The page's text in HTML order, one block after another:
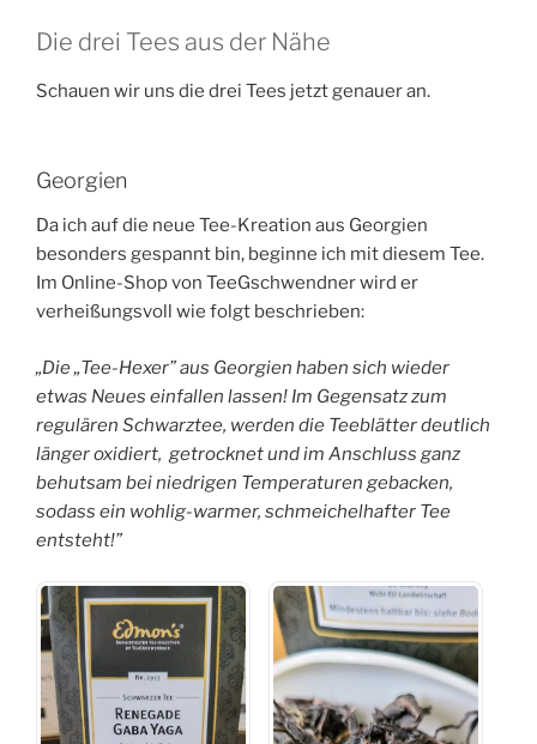
Die drei Tees aus der Nähe
Schauen wir uns die drei Tees jetzt genauer an.
Georgien
Da ich auf die neue Tee-Kreation aus Georgien
besonders gespannt bin, beginne ich mit diesem Tee.
Im Online-Shop von TeeGschwendner wird er
verheißungsvoll wie folgt beschrieben:
„Die „Tee-Hexer” aus Georgien haben sich wieder
etwas Neues einfallen lassen! Im Gegensatz zum
regulären Schwarztee, werden die Teeblätter deutlich
länger oxidiert, getrocknet und im Anschluss ganz
behutsam bei niedrigen Temperaturen gebacken,
sodass ein wohlig-warmer, schmeichelhafter Tee
entsteht!”